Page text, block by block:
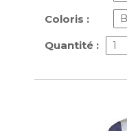
Coloris :
Quantité :